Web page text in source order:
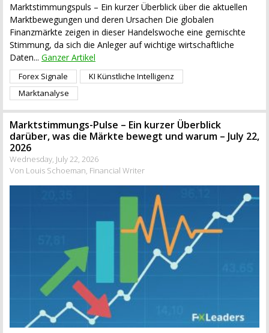
Marktstimmungspuls – Ein kurzer Überblick über die aktuellen
Marktbewegungen und deren Ursachen Die globalen
Finanzmärkte zeigen in dieser Handelswoche eine gemischte
Stimmung, da sich die Anleger auf wichtige wirtschaftliche
Daten... Ganzer Artikel
Forex Signale
KI Künstliche Intelligenz
Marktanalyse
Marktstimmungs-Pulse – Ein kurzer Überblick
darüber, was die Märkte bewegt und warum – July 22,
2026
Wednesday, July 22, 2026
Von Louis Schoeman, Financial Writer